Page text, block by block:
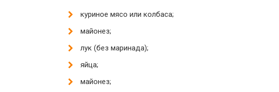
куриное мясо или колбаса;
майонез;
лук (без маринада);
яйца;
майонез;